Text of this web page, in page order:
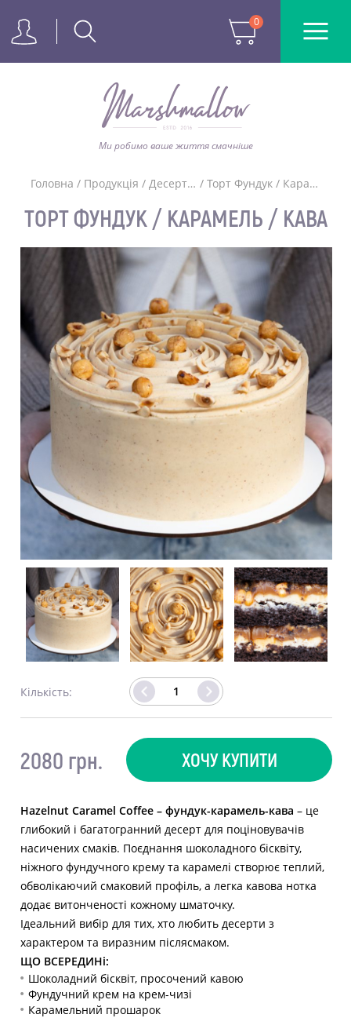
0
Ми робимо ваше життя смачніше
Головна / Продукція /Десерти Київ /Торт Фундук / Карамель / Кава
ТОРТ ФУНДУК / КАРАМЕЛЬ / КАВА
Кількість:
2080 грн. ХОЧУ КУПИТИ
Hazelnut Caramel Coffee – фундук-карамель-кава – це
глибокий і багатогранний десерт для поціновувачів
насичених смаків. Поєднання шоколадного бісквіту,
ніжного фундучного крему та карамелі створює теплий,
обволікаючий смаковий профіль, а легка кавова нотка
додає витонченості кожному шматочку.
Ідеальний вибір для тих, хто любить десерти з
характером та виразним післясмаком.
ЩО ВСЕРЕДИНі:
Шоколадний бісквіт, просочений кавою
Фундучний крем на крем-чизі
Карамельний прошарок